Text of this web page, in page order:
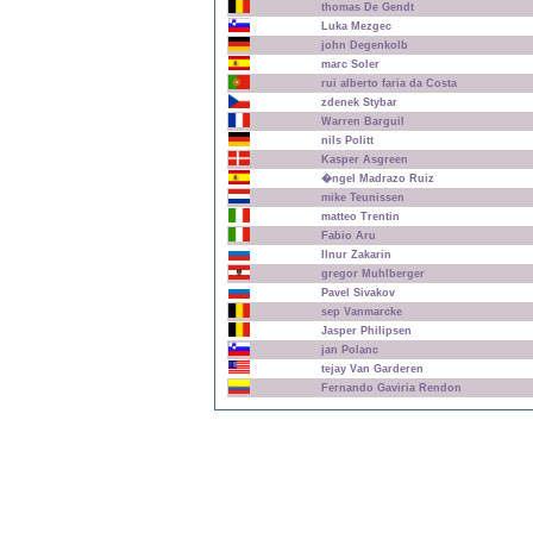
thomas De Gendt
Luka Mezgec
john Degenkolb
marc Soler
rui alberto faria da Costa
zdenek Stybar
Warren Barguil
nils Politt
Kasper Asgreen
�ngel Madrazo Ruiz
mike Teunissen
matteo Trentin
Fabio Aru
Ilnur Zakarin
gregor Muhlberger
Pavel Sivakov
sep Vanmarcke
Jasper Philipsen
jan Polanc
tejay Van Garderen
Fernando Gaviria Rendon